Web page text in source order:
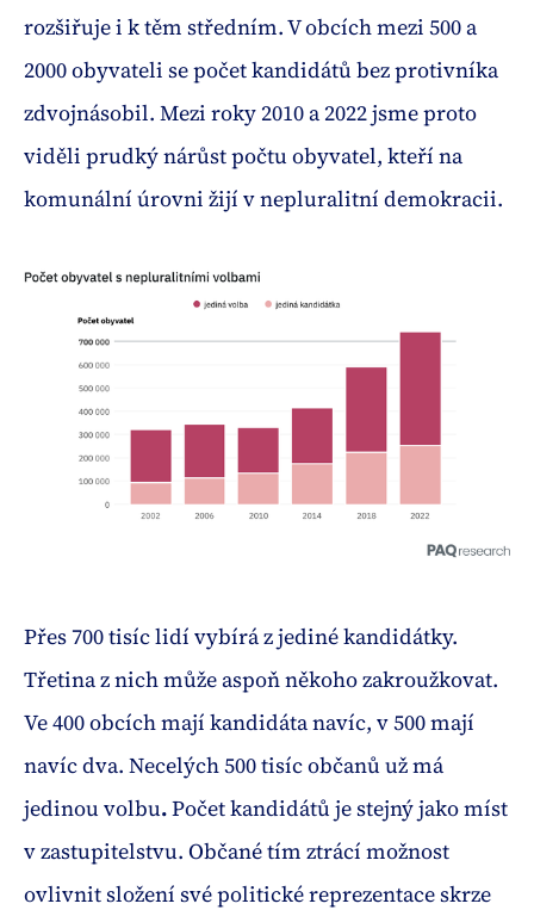
rozšiřuje i k těm středním. V obcích mezi 500 a
2000 obyvateli se počet kandidátů bez protivníka
zdvojnásobil. Mezi roky 2010 a 2022 jsme proto
viděli prudký nárůst počtu obyvatel, kteří na
komunální úrovni žijí v nepluralitní demokracii.
Přes 700 tisíc lidí vybírá z jediné kandidátky.
Třetina z nich může aspoň někoho zakroužkovat.
Ve 400 obcích mají kandidáta navíc, v 500 mají
navíc dva. Necelých 500 tisíc občanů už má
jedinou volbu.Počet kandidátů je stejný jako míst
v zastupitelstvu. Občané tím ztrácí možnost
ovlivnit složení své politické reprezentace skrze